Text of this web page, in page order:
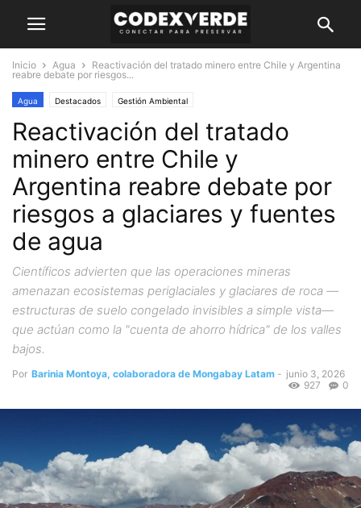
Inicio Agua
Reactivación del tratado minero entre Chile y Argentina
reabre debate por riesgos...
Agua Destacados Gestión Ambiental
Reactivación del tratado
minero entre Chile y
Argentina reabre debate por
riesgos a glaciares y fuentes
de agua
Científicos advierten que las operaciones mineras
amenazan ecosistemas periglaciales y glaciares de roca —
estructuras de suelo congelado invisibles a simple vista—
que actúan como la "cuenta de ahorro hídrica" de los valles
bajos.
Por Barinia Montoya, colaboradora de Mongabay Latam - junio 3, 2026
0
927